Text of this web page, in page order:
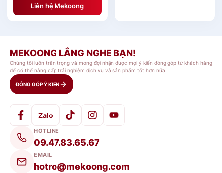
Trọng[/caption]
Vẽ Vàng Sang Trọng
Mâm Bồng Hoa Sen Vẽ Vàng Sang Trọng
được chắt lọc tinh hoa sẽ kết hợp cùng dòng
nước thiêng sông Hồng, tạo nên cốt gốm bền
chắc. Tiếp đó vật phẩm
được nung ở nhiệt độ 1350 độ C, từ đó các tạp
chất và kim loại nặng sẽ được loại bỏ.
Liên hệ Mekoong
MEKOONG LẮNG NGHE BẠN!
Chúng tôi luôn trân trọng và mong đợi nhận được mọi ý kiến đóng góp từ khách hàng
để có thể nâng cấp trải nghiệm dịch vụ và sản phẩm tốt hơn nữa.
ĐÓNG GÓP Ý KIẾN
Zalo
HOTLINE
09.47.83.65.67
EMAIL
hotro@mekoong.com